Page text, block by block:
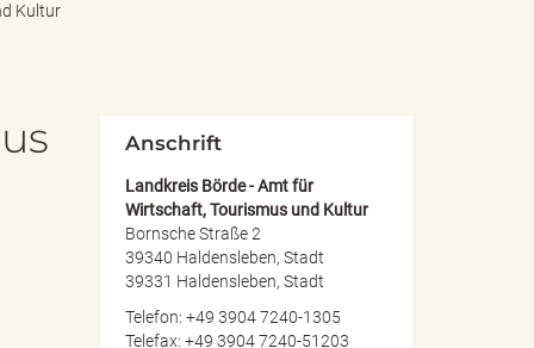
Kultur
Anschrift
Landkreis Börde - Amt für
Wirtschaft, Tourismus und Kultur
Bornsche Straße 2
39340 Haldensleben, Stadt
39331 Haldensleben, Stadt
Telefon: +49 3904 7240-1305
Telefax: +49 3904 7240-51203